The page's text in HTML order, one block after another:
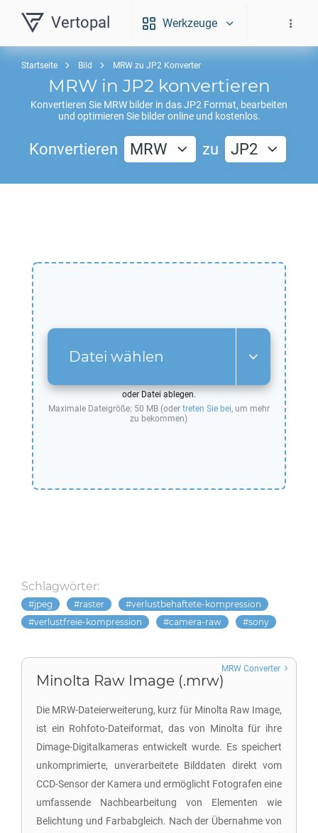
Vertopal Werkzeuge
Startseite Bild MRW zu JP2 Konverter
MRWin JP2 konvertieren
Konvertieren Sie MRW bilder in dasJP2 Format, bearbeiten
und optimieren Sie bilder online und kostenlos.
Konvertieren MRW zu JP2
Datei wählen
oder Datei ablegen.
Maximale Dateigröße: 50 MB (oder treten Sie bei, um mehr
zu bekommen)
Schlagwörter:
jpeg raster
verlustbehaftete-kompression
verlustfreie-kompression
camera-raw sony
Minolta Raw Image (.mrw)
Die MRW-Dateierweiterung, kurz für Minolta Raw Image,
ist ein Rohfoto-Dateiformat, das von Minolta für ihre
Dimage-Digitalkameras entwickelt wurde. Es speichert
unkomprimierte, unverarbeitete Bilddaten direkt vom
CCD-Sensor der Kamera und ermöglicht Fotografen eine
umfassende Nachbearbeitung von Elementen wie
Belichtung und Farbabgleich. Nach der Übernahme von
MRW Converter